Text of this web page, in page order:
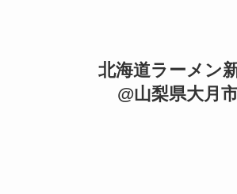
北海道ラーメン
@山梨県大月